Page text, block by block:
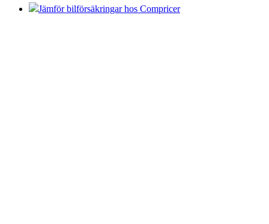
Jämför bilförsäkringar hos Compricer